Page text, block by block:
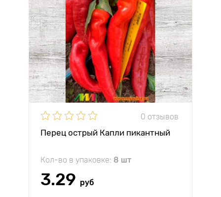
0 отзывов
Перец острый Капли пикантный
Кол-во в упаковке: 8 шт
3.29 руб